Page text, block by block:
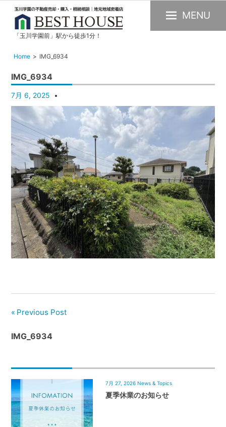
玉
川
園
の
不
動
産
購
入・
売
却・
賃
貸・
管
理
｜
密
着
HOUSE
「玉川学園前」駅から徒歩1分！
MENU
Home IMG_6934
IMG_6934
7月 6, 2025
Previous Post
IMG_6934
7月 27, 2026 News & Topics
夏季休業のお知らせ